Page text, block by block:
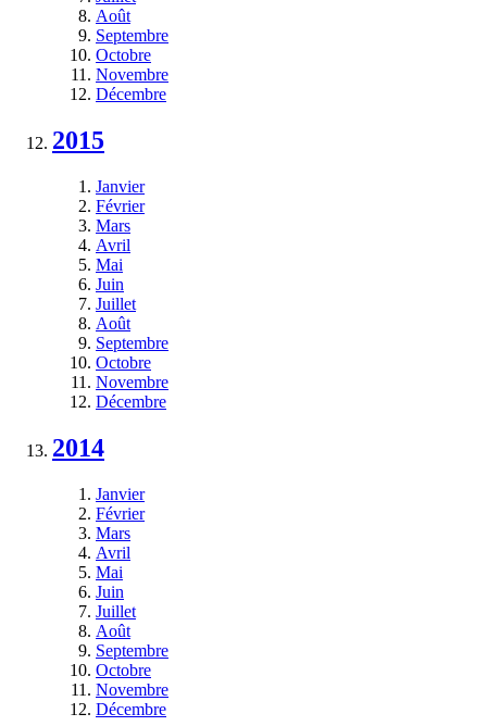
Août
Septembre
Octobre
Novembre
Décembre
2015
Janvier
Février
Mars
Avril
Mai
Juin
Juillet
Août
Septembre
Octobre
Novembre
Décembre
2014
Janvier
Février
Mars
Avril
Mai
Juin
Juillet
Août
Septembre
Octobre
Novembre
Décembre